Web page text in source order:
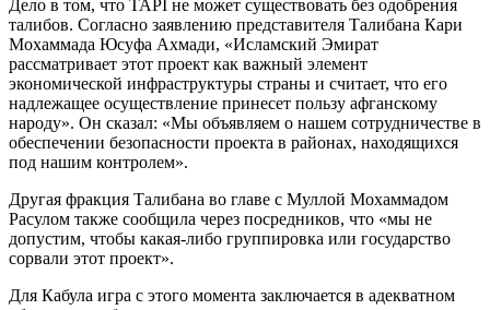
Дело в том, что TAPI не может существовать без одобрения
талибов. Согласно заявлению представителя Талибана Кари
Мохаммада Юсуфа Ахмади, «Исламский Эмират
рассматривает этот проект как важный элемент
экономической инфраструктуры страны и считает, что его
надлежащее осуществление принесет пользу афганскому
народу». Он сказал: «Мы объявляем о нашем сотрудничестве в
обеспечении безопасности проекта в районах, находящихся
под нашим контролем».
Другая фракция Талибана во главе с Муллой Мохаммадом
Расулом также сообщила через посредников, что «мы не
допустим, чтобы какая-либо группировка или государство
сорвали этот проект».
Для Кабула игра с этого момента заключается в адекватном